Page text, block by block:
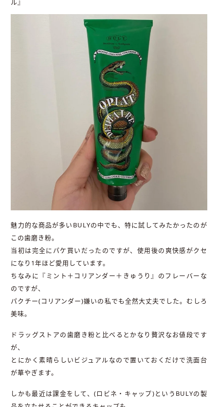
ル』
魅力的な商品が多いBULYの中でも、特に試してみたかったのが
この歯磨き粉。
当初は完全にパケ買いだったのですが、使用後の爽快感がクセ
になり1年ほど愛用しています。
ちなみに『ミント＋コリアンダー＋きゅうり』のフレーバーな
のですが、
パクチー(コリアンダー)嫌いの私でも全然大丈夫でした。むしろ
美味。
ドラッグストアの歯磨き粉と比べるとかなり贅沢なお値段です
が、
とにかく素晴らしいビジュアルなので置いておくだけで洗面台
が華やぎます。
しかも最近は課金をして、(ロビネ・キャップ)というBULYの製